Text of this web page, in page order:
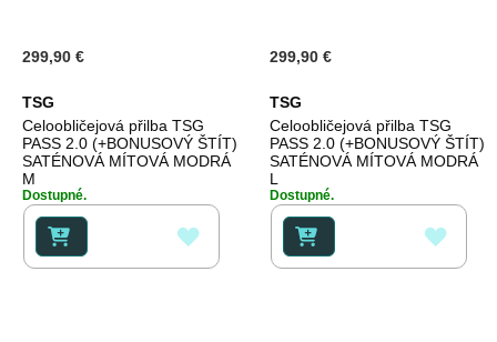
299,90 €
TSG
Celoobličejová přilba TSG
PASS 2.0 (+BONUSOVÝ ŠTÍT)
SATÉNOVÁ MÍTOVÁ MODRÁ
M
Dostupné.
K
299,90 €
TSG
Celoobličejová přilba TSG
PASS 2.0 (+BONUSOVÝ ŠTÍT)
SATÉNOVÁ MÍTOVÁ MODRÁ
L
Dostupné.
K